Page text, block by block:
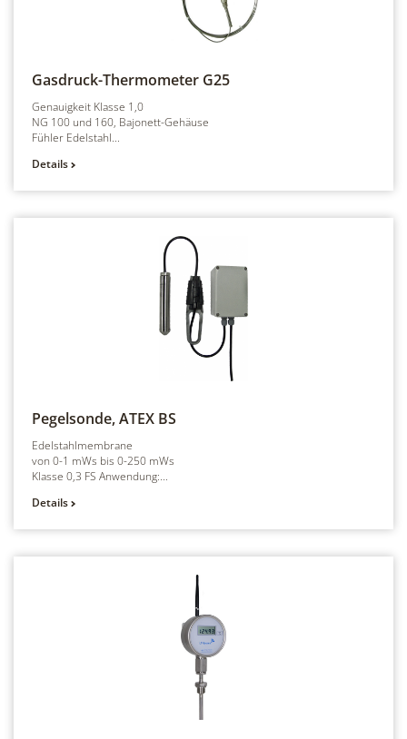
Gasdruck-Thermometer G25
Genauigkeit Klasse 1,0
NG 100 und 160, Bajonett-Gehäuse
Fühler Edelstahl...
Details
Pegelsonde, ATEX BS
Edelstahlmembrane
von 0-1 mWs bis 0-250 mWs
Klasse 0,3 FS Anwendung:...
Details